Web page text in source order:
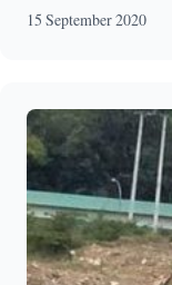
15 September 2020